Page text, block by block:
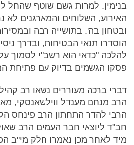
בנימין. למרות גשם שוטף שהחל
האירוע, השלוחים והמארגנים לא
ובטחון בה'. בתושייה רבה
הוסדרו תנאי הבטיחות, ובדרך
להלכה "כדאי הוא רשב"י לסמוך
פסקו הגשמים בדיוק עם פתיחת
דברי ברכה מעוררים נשאו רב
הרב מנחם מענדל ווילשאנסקי,
הרבי להדר התחתון הרב פינחס
חב"ד ליוצאי חבר העמים הרב
מיד לאחר מכן נאמרו חלק מי"ב